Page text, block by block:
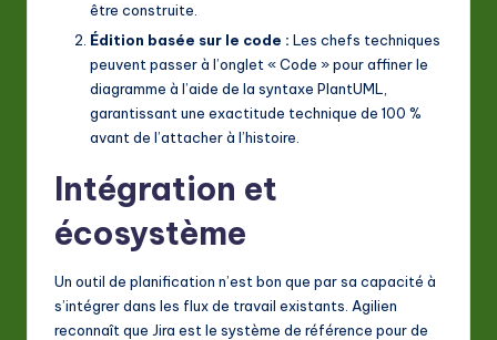
être construite.
Édition basée sur le code : Les chefs techniques
peuvent passer à l’onglet « Code » pour affiner le
diagramme à l’aide de la syntaxe PlantUML,
garantissant une exactitude technique de 100 %
avant de l’attacher à l’histoire.
Intégration et
écosystème
Un outil de planification n’est bon que par sa capacité à
s’intégrer dans les flux de travail existants. Agilien
reconnaît que Jira est le système de référence pour de